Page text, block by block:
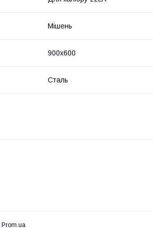
Мішень
900х600
Сталь
Prom.ua